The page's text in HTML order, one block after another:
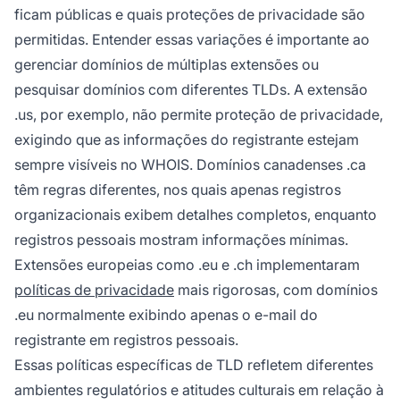
ficam públicas e quais proteções de privacidade são
permitidas. Entender essas variações é importante ao
gerenciar domínios de múltiplas extensões ou
pesquisar domínios com diferentes TLDs. A extensão
.us, por exemplo, não permite proteção de privacidade,
exigindo que as informações do registrante estejam
sempre visíveis no WHOIS. Domínios canadenses .ca
têm regras diferentes, nos quais apenas registros
organizacionais exibem detalhes completos, enquanto
registros pessoais mostram informações mínimas.
Extensões europeias como .eu e .ch implementaram
políticas de privacidade mais rigorosas, com domínios
.eu normalmente exibindo apenas o e-mail do
registrante em registros pessoais.
Essas políticas específicas de TLD refletem diferentes
ambientes regulatórios e atitudes culturais em relação à